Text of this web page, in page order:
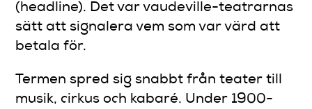
(headline). Det var vaudeville-teatrarnas
sätt att signalera vem som var värd att
betala för.
Termen spred sig snabbt från teater till
musik, cirkus och kabaré. Under 1900-